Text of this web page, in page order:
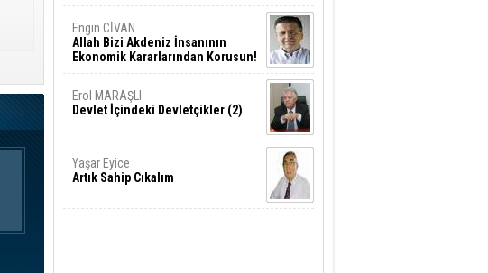
Engin CİVAN
Allah Bizi Akdeniz İnsanının
Ekonomik Kararlarından Korusun!
Erol MARAŞLI
Devlet İçindeki Devletçikler (2)
Yaşar Eyice
Artık Sahip Cıkalım